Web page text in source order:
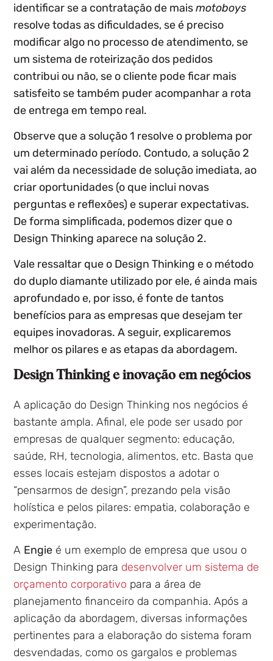
identificar se a contratação de maismotoboys
resolve todas as dificuldades, se é preciso
modificar algo no processo de atendimento, se
um sistema de roteirização dos pedidos
contribui ou não, se o cliente pode ficar mais
satisfeito se também puder acompanhar a rota
de entrega em tempo real.
Observe que a solução 1 resolve o problema por
um determinado período. Contudo, a solução 2
vai além da necessidade de solução imediata, ao
criar oportunidades (o que inclui novas
perguntas e reflexões) e superar expectativas.
De forma simplificada, podemos dizer que o
Design Thinking aparece na solução 2.
Vale ressaltar que o Design Thinking e o método
do duplo diamante utilizado por ele, é ainda mais
aprofundado e, por isso, é fonte de tantos
benefícios para as empresas que desejam ter
equipes inovadoras. A seguir, explicaremos
melhor os pilares e as etapas da abordagem.
Design Thinking e inovação em negócios
A aplicação do Design Thinking nos negócios é
bastante ampla. Afinal, ele pode ser usado por
empresas de qualquer segmento: educação,
saúde, RH, tecnologia, alimentos, etc. Basta que
esses locais estejam dispostos a adotar o
“pensarmos de design”, prezando pela visão
holística e pelos pilares: empatia, colaboração e
experimentação.
A Engie é um exemplo de empresa que usou o
Design Thinking para desenvolver um sistema de
orçamento corporativo para a área de
planejamento financeiro da companhia. Após a
aplicação da abordagem, diversas informações
pertinentes para a elaboração do sistema foram
desvendadas, como os gargalos e problemas